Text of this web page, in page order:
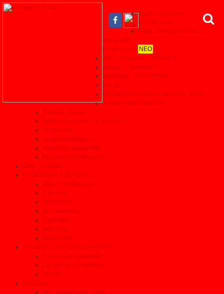
Τιμές Καινούριων
αυτοκινήτων
Τιμές Leasing για όλες τις
κατηγορίες
αυτοκινήτων ΝΕΟ
Test Συνεργείων - Το θαύμα!
Απόψεις - Αναλύσεις
ΔΟΚΙΜΕΣ - ΣΥΓΚΡΙΤΙΚΑ
Δοκιμές
Αποκαλυπτικά Συγκριτικά σε 11 τομείς
Συγκριτικά αυτοκινήτων
Μεγάλες δοκιμές
Αρθρα & Ερευνες της AUTOBILD
Τα καλύτερα
Αγοραστικά θέματα
Ηλεκτρικά αυτοκίνητα
Παρουσιάσεις Μοντέλων
Όλες οι ειδήσεις
ΠΡΟΙΟΝΤΑ & ΥΠΗΡΕΣΙΕΣ
Βρες Επαγγελματία
Ελαστικά
After sales
Ανταλλακτικά
Συνεργεία
Αξεσουάρ
Φανοποιεία
ΣΥΜΒΟΥΛΕΣ & ΤΕΧΝΙΚΑ ΑΡΘΡΑ
Συμβουλές οικονομίας
Οδηγείστε με ασφάλεια
Τεχνικά
ΧΡΗΣΙΜΑ
Τέλη κυκλοφορίας 2026